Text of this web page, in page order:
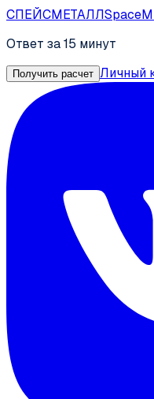
СПЕЙСМЕТАЛЛ
Ответ за 15 минут
Получить расчет Личный